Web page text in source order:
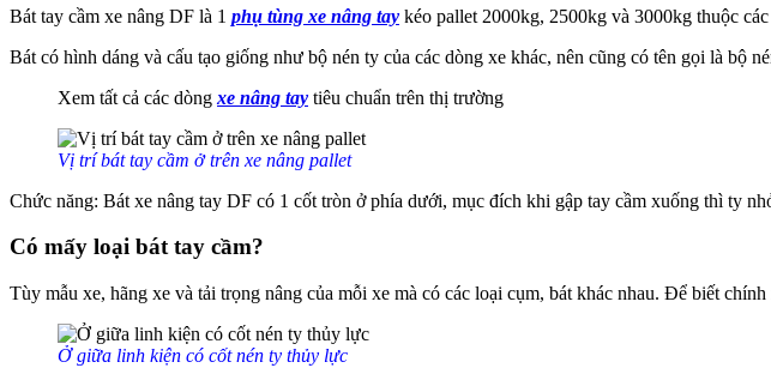
Bát tay cầm xe nâng DF là 1 phụ tùng xe nâng tay kéo pallet 2000kg, 2500kg và 3000kg thuộc
Bát có hình dáng và cấu tạo giống như bộ nén ty của các dòng xe khác, nên cũng có tên gọi là bộ
Xem tất cả các dòng xe nâng tay tiêu chuẩn trên thị trường
Vị trí bát tay cầm ở trên xe nâng pallet
Chức năng: Bát xe nâng tay DF có 1 cốt tròn ở phía dưới, mục đích khi gập tay cầm xuống thì ty
Có mấy loại bát tay cầm?
Tùy mẫu xe, hãng xe và tải trọng nâng của mỗi xe mà có các loại cụm, bát khác nhau. Để biết
Ở giữa linh kiện có cốt nén ty thủy lực